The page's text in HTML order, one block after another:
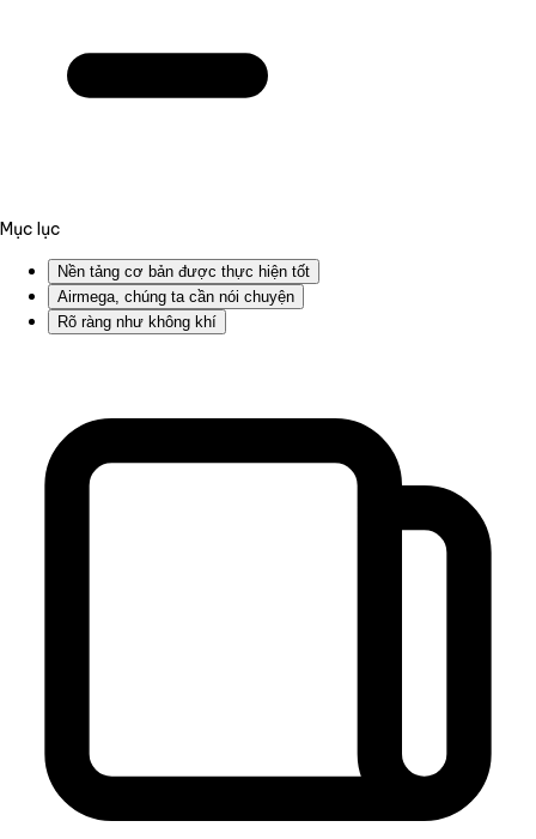
Mục lục
Nền tảng cơ bản được thực hiện tốt
Airmega, chúng ta cần nói chuyện
Rõ ràng như không khí